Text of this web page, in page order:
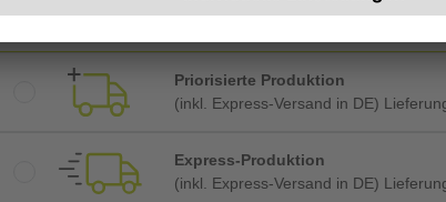
Priorisierte Produktion
(inkl. Express-Versand in DE)
Express-Produktion
(inkl. Express-Versand in DE)